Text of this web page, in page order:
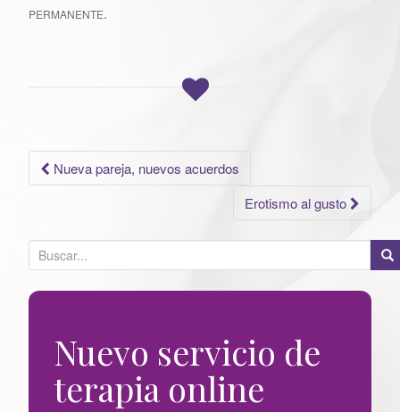
PERMANENTE.
Navegación
entradas
Nueva pareja, nuevos acuerdos
Erotismo al gusto
u
s
Nuevo servicio de
terapia online